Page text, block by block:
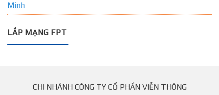
Minh
LẮP MẠNG FPT
CHI NHÁNH CÔNG TY CỔ PHẦN VIỄN THÔNG